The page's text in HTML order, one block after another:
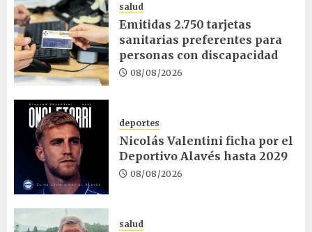
salud
Emitidas 2.750 tarjetas
sanitarias preferentes para
personas con discapacidad
08/08/2026
deportes
Nicolás Valentini ficha por el
Deportivo Alavés hasta 2029
08/08/2026
salud